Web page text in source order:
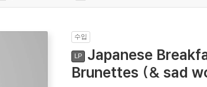
수입
LP
Japanese
Brunettes (& sad